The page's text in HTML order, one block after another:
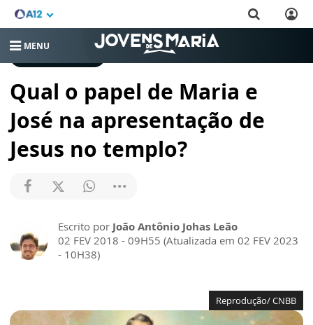
MENU
Qual o papel de Maria e
José na apresentação de
Jesus no templo?
Escrito por João Antônio Johas Leão
02 FEV 2018 - 09H55 (Atualizada em 02 FEV 2023
- 10H38)
Reprodução/ CNBB